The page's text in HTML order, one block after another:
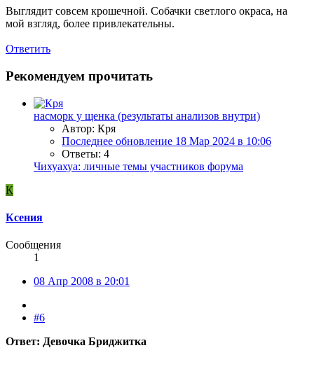
Выглядит совсем крошечной. Собачки светлого окраса, на
мой взгляд, более привлекательны.
Ответить
Рекомендуем прочитать
насморк у щенка (результаты анализов внутри)
Автор: Кря
Последнее обновление 18 Мар 2024 в 10:06
Ответы: 4
Чихуахуа: личные темы участников форума
К
Ксения
Сообщения
1
08 Апр 2008 в 20:01
#6
Ответ: Девочка Бриджитка